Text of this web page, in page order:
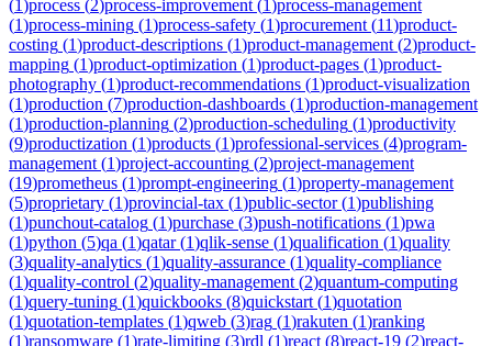
(1)process (2)process-improvement (1)process-management
(1)process-mining (1)process-safety (1)procurement (11)product-
costing (1)product-descriptions (1)product-management (2)product-
mapping (1)product-optimization (1)product-pages (1)product-
photography (1)product-recommendations (1)product-visualization
(1)production (7)production-dashboards (1)production-management
(1)production-planning (2)production-scheduling (1)productivity
(9)productization (1)products (1)professional-services (4)program-
management (1)project-accounting (2)project-management
(19)prometheus (1)prompt-engineering (1)property-management
(5)proprietary (1)provincial-tax (1)public-sector(1)publishing
(1)punchout-catalog (1)purchase (3)push-notifications (1)pwa
(1)python (5)qa (1)qatar(1)qlik-sense (1)qualification (1)quality
(3)quality-analytics (1)quality-assurance (1)quality-compliance
(1)quality-control (2)quality-management (2)quantum-computing
(1)query-tuning (1)quickbooks (8)quickstart (1)quotation
(1)quotation-templates (1)qweb (3)rag (1)rakuten (1)ranking
(1)ransomware (1)rate-limiting (3)rdl (1)react (8)react-19 (2)react-